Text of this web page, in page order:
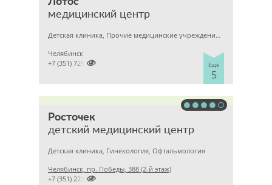
медицинский центр
Детская клиника, Прочие медицинские учреждения, Гинекология
Ещё
5
Челябинск

+7 (351) 7298929
Росточек
детский медицинский центр
Детская клиника, Гинекология, Офтальмология
Челябинск, пр. Победы, 388 (2-й этаж)

+7 (351) 2237272